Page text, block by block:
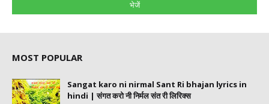
MOST POPULAR
Sangat karo ni nirmal Sant Ri bhajan lyrics in
hindi | संगत करो नी निर्मल संत री लिरिक्स